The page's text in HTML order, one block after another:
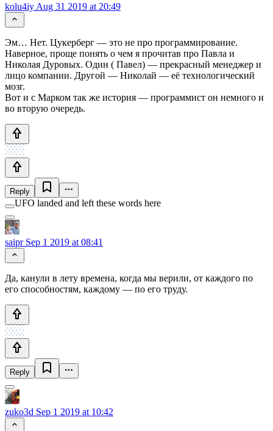
kolu4iy Aug 31 2019 at 20:49
Эм… Нет. Цукерберг — это не про программирование.
Наверное, проще понять о чем я прочитав про Павла и
Николая Дуровых. Один ( Павел) — прекрасный менеджер и
лицо компании. Другой — Николай — её технологический
мозг.
Вот и с Марком так же история — программист он немного и
во вторую очередь.
Reply
UFO landed and left these words here
saiprSep 1 2019 at 08:41
Да, канули в лету времена, когда мы верили, от каждого по
его способностям, каждому — по его труду.
Reply
zuko3d Sep 1 2019 at 10:42